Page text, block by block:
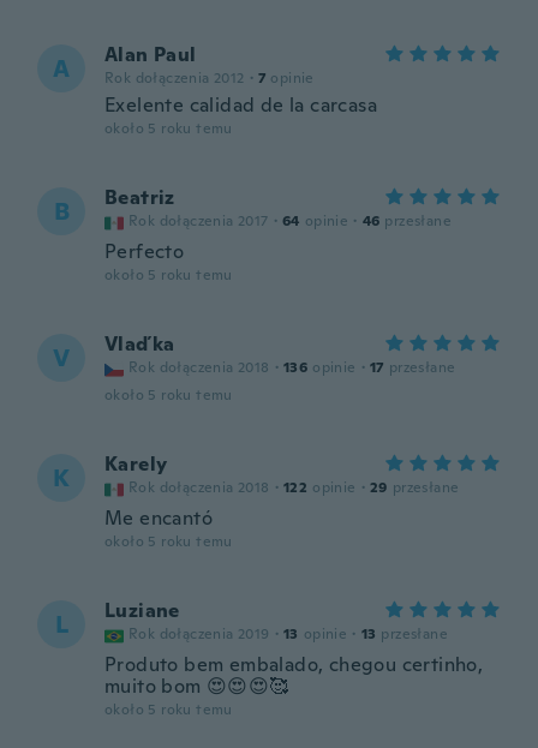
A Alan Paul
Rok dołączenia 2012 · 7 opinie
Exelente calidad de la carcasa
około 5 roku temu
B Beatriz
Rok dołączenia 2017 · 64 opinie · 46 przesłane
Perfecto
około 5 roku temu
V Vlaďka
Rok dołączenia 2018 · 136 opinie · 17 przesłane
około 5 roku temu
K Karely
Rok dołączenia 2018 · 122 opinie · 29 przesłane
Me encantó
około 5 roku temu
L Luziane
Rok dołączenia 2019 · 13 opinie · 13 przesłane
Produto bem embalado, chegou certinho,
muito bom 😍😍😍🥰
około 5 roku temu